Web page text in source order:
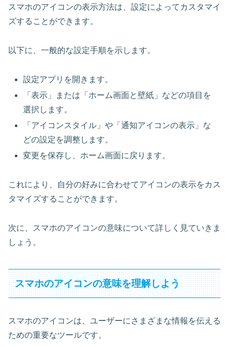
スマホのアイコンの表示方法は、設定によってカスタマイ
ズすることができます。
以下に、一般的な設定手順を示します。
設定アプリを開きます。
「表示」または「ホーム画面と壁紙」などの項目を
選択します。
「アイコンスタイル」や「通知アイコンの表示」な
どの設定を調整します。
変更を保存し、ホーム画面に戻ります。
これにより、自分の好みに合わせてアイコンの表示をカス
タマイズすることができます。
次に、スマホのアイコンの意味について詳しく見ていきま
しょう。
スマホのアイコンの意味を理解しよう
スマホのアイコンは、ユーザーにさまざまな情報を伝える
ための重要なツールです。